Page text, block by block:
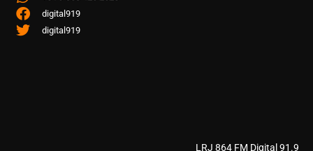
digital919
digital919
LRJ 864 FM Digital 91.9